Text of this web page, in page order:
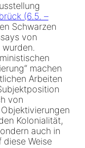
(6.5. –
Schwarzen
von
machen
Arbeiten
von
Kolonialität,
auch in
Weise